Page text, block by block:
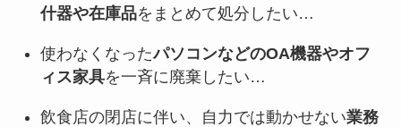
什器や在庫品をまとめて処分したい…
使わなくなったパソコンなどのOA機器やオフ
ィス家具を一斉に廃棄したい…
飲食店の閉店に伴い、自力では動かせない業務